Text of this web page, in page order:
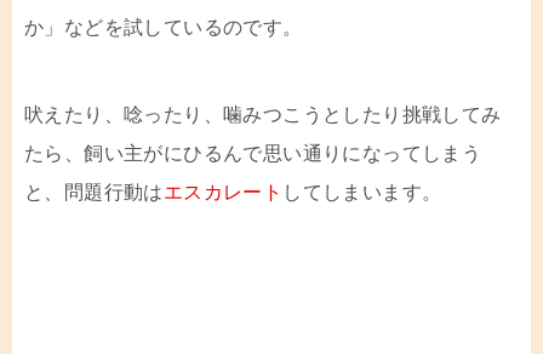
か」などを試しているのです。
吠えたり、唸ったり、噛みつこうとしたり挑戦してみ
たら、飼い主がにひるんで思い通りになってしまう
と、問題行動はエスカレート してしまいます。